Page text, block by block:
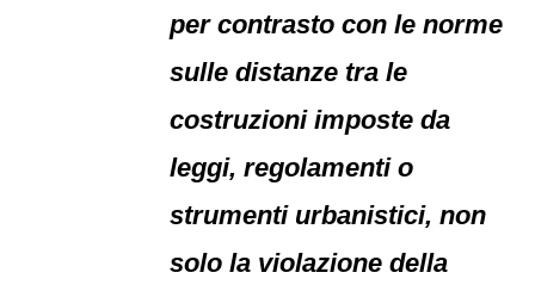
per contrasto con le norme
sulle distanze tra le
costruzioni imposte da
leggi, regolamenti o
strumenti urbanistici, non
solo la violazione della